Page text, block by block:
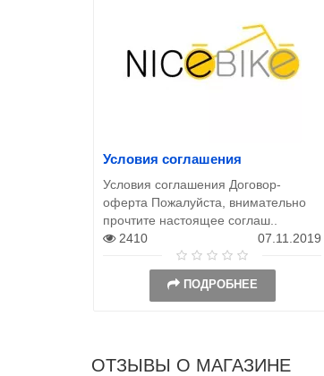
Условия соглашения
Условия соглашения Договор-
оферта Пожалуйста, внимательно
прочтите настоящее соглаш..
2410
07.11.2019
ПОДРОБНЕЕ
ОТЗЫВЫ О МАГАЗИНЕ